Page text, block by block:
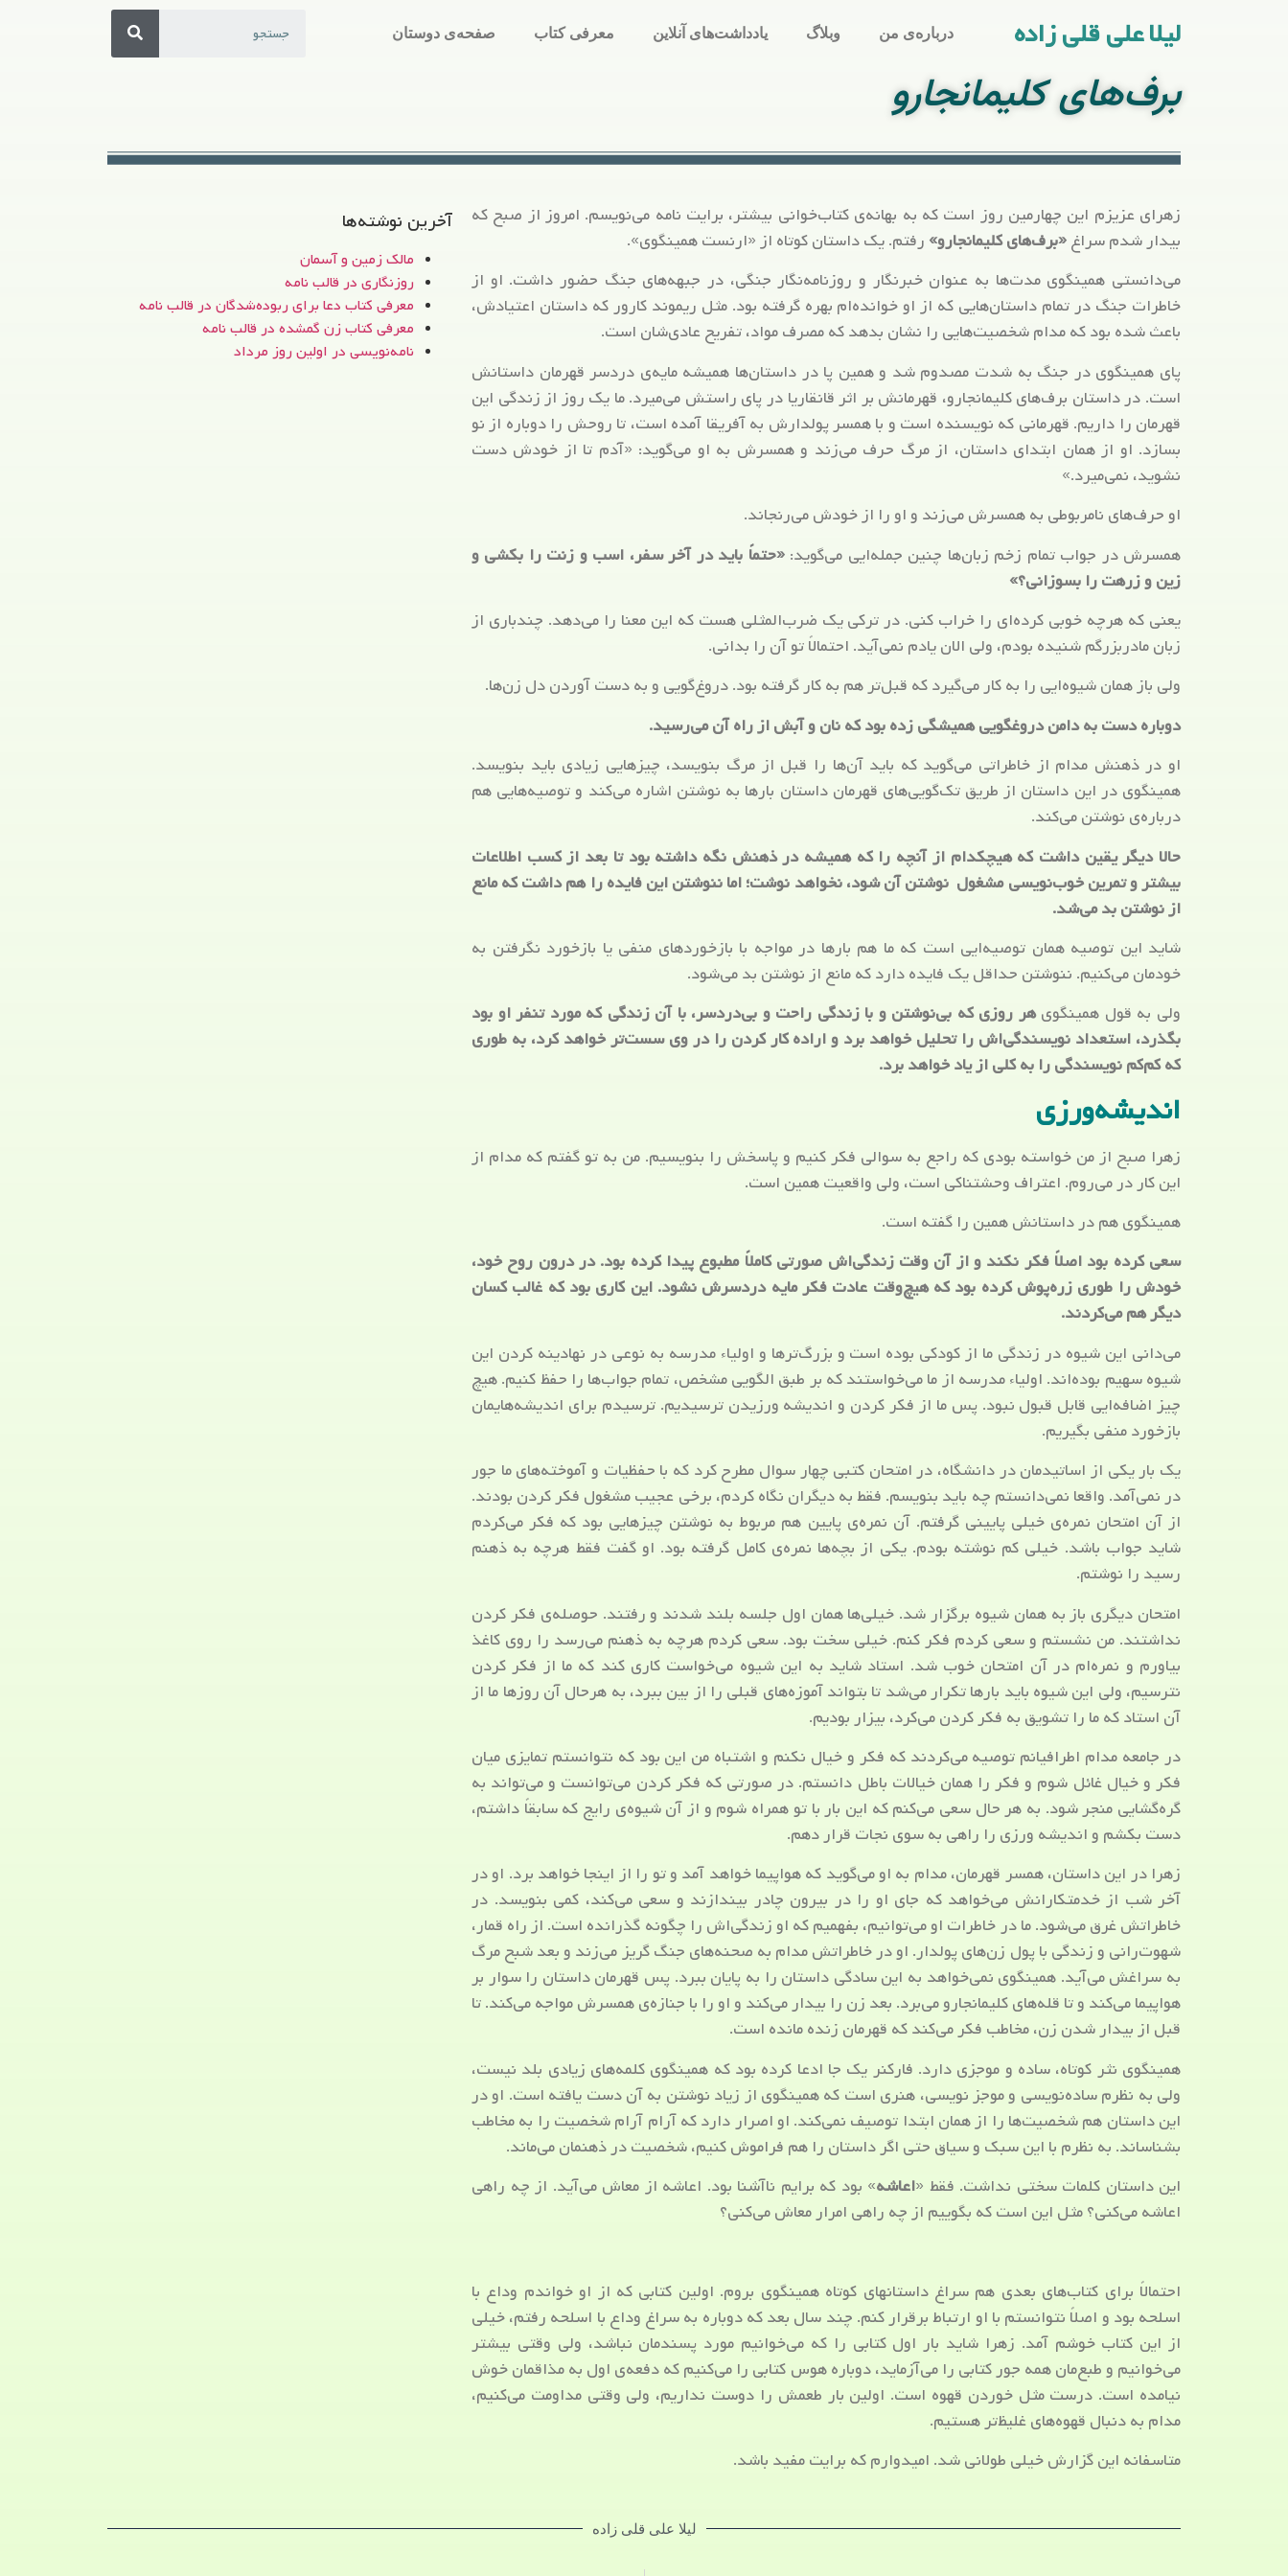
لیلا علی قلی زاده درباره‌ی من وبلاگ یادداشت‌های آنلاین معرفی کتاب صفحه‌ی دوستان
برف‌های کلیمانجارو
زهرای عزیزم این چهارمین روز است که به بهانه‌ی کتاب‌خوانی بیشتر، برایت نامه می‌نویسم. امروز از صبح که
بیدار شدم سراغ«برف‌های کلیمانجارو» رفتم. یک داستان کوتاه از «ارنست همینگوی».
می‌دانستی همینگوی مدت‌ها به عنوان خبرنگار و روزنامه‌نگار جنگی، در جبهه‌های جنگ حضور داشت. او از
خاطرات جنگ در تمام داستان‌هایی که از او خوانده‌ام بهره گرفته بود. مثل ریموند کارور که داستان اعتیادش،
باعث شده بود که مدام شخصیت‌هایی را نشان بدهد که مصرف مواد، تفریح عادی‌شان است.
پای همینگوی در جنگ به شدت مصدوم شد و همین پا در داستان‌ها همیشه مایه‌ی دردسر قهرمان داستانش
است. در داستان برف‌های کلیمانجارو، قهرمانش بر اثر قانقاریا در پای راستش می‌میرد. ما یک روز از زندگی این
قهرمان را داریم. قهرمانی که نویسنده است و با همسر پولدارش به آفریقا آمده است، تا روحش را دوباره از نو
بسازد. او از همان ابتدای داستان، از مرگ حرف می‌زند و همسرش به او می‌گوید: «آدم تا از خودش دست
نشوید، نمی‌میرد.»
او حرف‌های نامربوطی به همسرش می‌زند و او را از خودش می‌رنجاند.
همسرش در جواب تمام زخم زبان‌ها چنین جمله‌ایی می‌گوید:«حتماً باید در آخر سفر، اسب و زنت را بکشی و
زین و زرهت را بسوزانی؟»
یعنی که هرچه خوبی کرده‌ای را خراب کنی. در ترکی یک ضرب‌المثلی هست که این معنا را می‌دهد. چندباری از
زبان مادربزرگم شنیده بودم، ولی الان یادم نمی‌آید. احتمالاً تو آن را بدانی.
ولی باز همان شیوه‌ایی را به کار می‌گیرد که قبل‌تر هم به کار گرفته بود. دروغ‌گویی و به دست آوردن دل زن‌ها.
دوباره دست به دامن دروغگویی همیشگی زده بود که نان و آبش از راه آن می‌رسید.
او در ذهنش مدام از خاطراتی می‌گوید که باید آن‌ها را قبل از مرگ بنویسد، چیزهایی زیادی باید بنویسد.
همینگوی در این داستان از طریق تک‌گویی‌های قهرمان داستان بارها به نوشتن اشاره می‌کند و توصیه‌هایی هم
درباره‌ی نوشتن می‌کند.
حالا دیگر یقین داشت که هیچکدام از آنچه را که همیشه در ذهنش نگه داشته بود تا بعد از کسب اطلاعات
بیشتر و تمرین خوب‌نویسی مشغول نوشتن آن شود، نخواهد نوشت؛ اما ننوشتن این فایده را هم داشت که مانع
از نوشتن بد می‌شد.
شاید این توصیه همان توصیه‌ایی است که ما هم بارها در مواجه با بازخوردهای منفی یا بازخورد نگرفتن به
خودمان می‌کنیم. ننوشتن حداقل یک فایده دارد که مانع از نوشتن بد می‌شود.
ولی به قول همینگویهر روزی که بی‌نوشتن و با زندگی راحت و بی‌دردسر، با آن زندگی که مورد تنفر او بود
بگذرد، استعداد نویسندگی‌اش را تحلیل خواهد برد و اراده کار کردن را در وی سست‌تر خواهد کرد، به طوری
که کم‌کم نویسندگی را به کلی از یاد خواهد برد.
اندیشه‌ورزی
زهرا صبح از من خواسته بودی که راجع به سوالی فکر کنیم و پاسخش را بنویسیم. من به تو گفتم که مدام از
این کار در می‌روم. اعتراف وحشتناکی است، ولی واقعیت همین است.
همینگوی هم در داستانش همین را گفته است.
سعی کرده بود اصلاً فکر نکند و از آن وقت زندگی‌اش صورتی کاملاً مطبوع پیدا کرده بود. در درون روح خود،
خودش را طوری زره‌پوش کرده بود که هیچ‌وقت عادت فکر مایه دردسرش نشود. این کاری بود که غالب کسان
دیگر هم می‌کردند.
می‌دانی این شیوه در زندگی ما از کودکی بوده است و بزرگ‌تر‌ها و اولیاء مدرسه به نوعی در نهادینه کردن این
شیوه سهیم بوده‌اند. اولیاء مدرسه از ما می‌خواستند که بر طبق الگویی مشخص، تمام جواب‌ها را حفظ کنیم. هیچ
چیز اضافه‌ایی قابل قبول نبود. پس ما از فکر کردن و اندیشه ورزیدن ترسیدیم. ترسیدم برای اندیشه‌هایمان
بازخورد منفی بگیریم.
یک بار یکی از اساتیدمان در دانشگاه، در امتحان کتبی چهار سوال مطرح کرد که با حفظیات و آموخته‌های ما جور
در نمی‌آمد. واقعا نمی‌دانستم چه باید بنویسم. فقط به دیگران نگاه کردم، برخی عجیب مشغول فکر کردن بودند.
از آن امتحان نمره‌ی خیلی پایینی گرفتم. آن نمره‌ی پایین هم مربوط به نوشتن چیزهایی بود که فکر می‌کردم
شاید جواب باشد. خیلی کم نوشته بودم. یکی از بچه‌ها نمره‌ی کامل گرفته بود. او گفت فقط هرچه به ذهنم
رسید را نوشتم.
امتحان دیگری باز به همان شیوه برگزار شد. خیلی‌ها همان اول جلسه بلند شدند و رفتند. حوصله‌ی فکر کردن
نداشتند. من نشستم و سعی کردم فکر کنم. خیلی سخت بود. سعی کردم هرچه به ذهنم می‌رسد را روی کاغذ
بیاورم و نمره‌ام در آن امتحان خوب شد. استاد شاید به این شیوه می‌خواست کاری کند که ما از فکر کردن
نترسیم، ولی این شیوه باید بارها تکرار می‌شد تا بتواند آموزه‌های قبلی را از بین ببرد، به هرحال آن روزها ما از
آن استاد که ما را تشویق به فکر کردن می‌کرد، بیزار بودیم.
در جامعه مدام اطرافیانم توصیه می‌کردند که فکر و خیال نکنم و اشتباه من این بود که نتوانستم تمایزی میان
فکر و خیال غائل شوم و فکر را همان خیالات باطل دانستم. در صورتی که فکر کردن می‌توانست و می‌تواند به
گره‌گشایی منجر شود. به هر حال سعی می‌کنم که این بار با تو همراه شوم و از آن شیوه‌ی رایج که سابقاً داشتم،
دست بکشم و اندیشه ورزی را راهی به سوی نجات قرار دهم.
زهرا در این داستان، همسر قهرمان، مدام به او می‌گوید که هواپیما خواهد آمد و تو را از اینجا خواهد برد. او در
آخر شب از خدمتکارانش می‌خواهد که جای او را در بیرون چادر بیندازند و سعی می‌کند، کمی بنویسد. در
خاطراتش غرق می‌شود. ما در خاطرات او می‌توانیم، بفهمیم که او زندگی‌اش را چگونه گذرانده است. از راه قمار،
شهوت‌رانی و زندگی با پول زن‌های پولدار. او در خاطراتش مدام به صحنه‌های جنگ گریز می‌زند و بعد شبح مرگ
به سراغش می‌آید. همینگوی نمی‌خواهد به این سادگی داستان را به پایان ببرد. پس قهرمان داستان را سوار بر
هواپیما می‌کند و تا قله‌های کلیمانجارو می‌برد. بعد زن را بیدار می‌کند و او را با جنازه‌ی همسرش مواجه می‌کند. تا
قبل از بیدار شدن زن، مخاطب فکر می‌کند که قهرمان زنده مانده است.
همینگوی نثر کوتاه، ساده و موجزی دارد. فارکنر یک جا ادعا کرده بود که همینگوی کلمه‌های زیادی بلد نیست،
ولی به نظرم ساده‌نویسی و موجز نویسی، هنری است که همینگوی از زیاد نوشتن به آن دست یافته است. او در
این داستان هم شخصیت‌ها را از همان ابتدا توصیف نمی‌کند. او اصرار دارد که آرام آرام شخصیت را به مخاطب
بشناساند. به نظرم با این سبک و سیاق حتی اگر داستان را هم فراموش کنیم، شخصیت در ذهنمان می‌ماند.
این داستان کلمات سختی نداشت. فقط «اعاشه» بود که برایم ناآشنا بود. اعاشه از معاش می‌آید. از چه راهی
اعاشه می‌کنی؟ مثل این است که بگوییم از چه راهی امرار معاش می‌کنی؟
احتمالاً برای کتاب‌های بعدی هم سراغ داستانهای کوتاه همینگوی بروم. اولین کتابی که از او خواندم وداع با
اسلحه بود و اصلاً نتوانستم با او ارتباط برقرار کنم. چند سال بعد که دوباره به سراغ وداع با اسلحه رفتم، خیلی
از این کتاب خوشم آمد. زهرا شاید بار اول کتابی را که می‌خوانیم مورد پسندمان نباشد، ولی وقتی بیشتر
می‌خوانیم و طبع‌مان همه جور کتابی را می‌آزماید، دوباره هوس کتابی را می‌کنیم که دفعه‌ی اول به مذاقمان خوش
نیامده است. درست مثل خوردن قهوه است. اولین بار طعمش را دوست نداریم، ولی وقتی مداومت می‌کنیم،
مدام به دنبال قهوه‌های غلیظ‌تر هستیم.
متاسفانه این گزارش خیلی طولانی شد. امیدوارم که برایت مفید باشد.
آخرین نوشته‌ها
مالک زمین و آسمان
روزنگاری در قالب نامه
معرفی کتاب دعا برای ربوده‌شدگان در قالب نامه
معرفی کتاب زن‌ گمشده در قالب نامه
نامه‌نویسی در اولین روز مرداد
لیلا علی قلی زاده